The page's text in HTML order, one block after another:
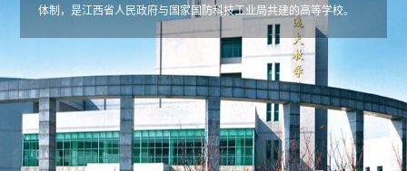
体制，是江西省人民政府与国家国防科技工业局共建的高等学校。